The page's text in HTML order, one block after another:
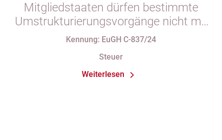
Mitgliedstaaten dürfen bestimmte
Umstrukturierungsvorgänge nicht mit
indirekten Steuern belasten
Kennung: EuGH C-837/24
Steuer
Weiterlesen